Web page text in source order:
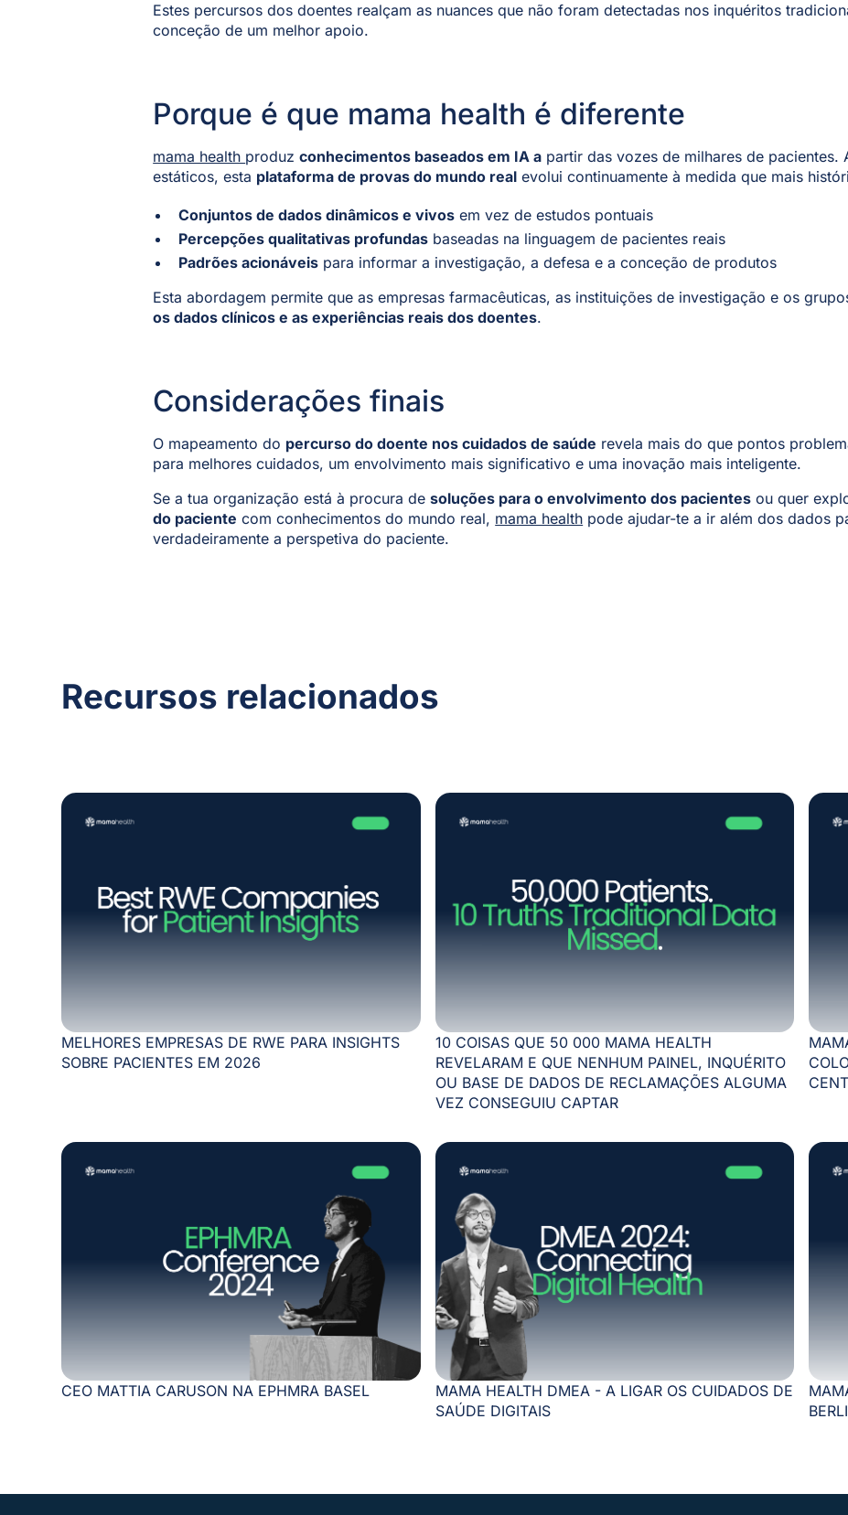
Estes percursos dos doentes realçam as nuances que não foram detectadas nos inquéritos
conceção de um melhor apoio.
Porque é que mama health é diferente
mama health produzconhecimentos baseados em IA a partir das vozes de milhares de
estáticos, esta plataforma de provas do mundo real evolui continuamente à medida que mais
Conjuntos de dados dinâmicos e vivos em vez de estudos pontuais
Percepções qualitativas profundas baseadas na linguagem de pacientes reais
Padrões acionáveis para informar a investigação, a defesa e a conceção de produtos
Esta abordagem permite que as empresas farmacêuticas, as instituições de investigação e os
os dados clínicos e as experiências reais dos doentes.
Considerações finais
O mapeamento do percurso do doente nos cuidados de saúde revela mais do que pontos
para melhores cuidados, um envolvimento mais significativo e uma inovação mais inteligente.
Se a tua organização está à procura desoluções para o envolvimento dos pacientes ou quer
do paciente com conhecimentos do mundo real, mama health pode ajudar-te a ir além dos dados
verdadeiramente a perspetiva do paciente.
Recursos relacionados
MELHORES EMPRESAS DE RWE PARA INSIGHTS
SOBRE PACIENTES EM 2026
10 COISAS QUE 50 000 MAMA HEALTH
REVELARAM E QUE NENHUM PAINEL, INQUÉRITO
OU BASE DE DADOS DE RECLAMAÇÕES ALGUMA
VEZ CONSEGUIU CAPTAR
CEO MATTIA CARUSON NA EPHMRA BASEL
MAMA HEALTH DMEA - A LIGAR OS CUIDADOS DE
SAÚDE DIGITAIS